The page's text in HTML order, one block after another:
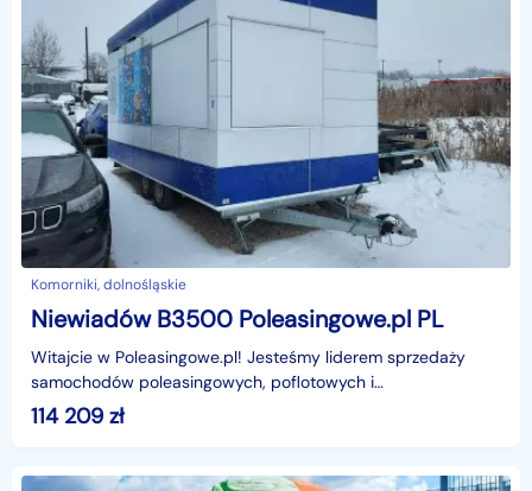
Komorniki, dolnośląskie
Niewiadów B3500 Poleasingowe.pl PL
Witajcie w Poleasingowe.pl! Jesteśmy liderem sprzedaży
samochodów poleasingowych, poflotowych i
powindykacyjnych.Mamy dla was świetną okazję! Zobaczcie
NIEWIADÓ
114 209 zł